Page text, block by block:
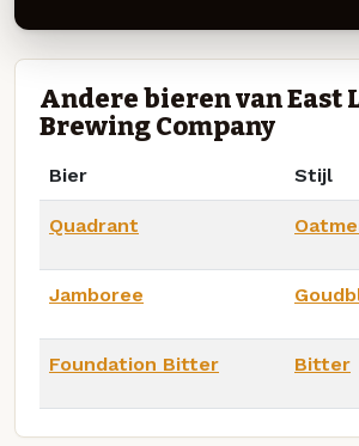
Andere bieren van East
Brewing Company
Bier Stijl
Quadrant
Jamboree
Foundation Bitter Bitter